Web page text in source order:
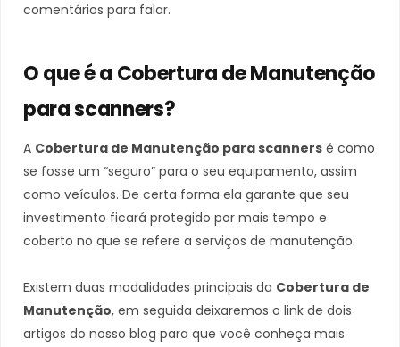
comentários para falar.
O que é a Cobertura de Manutenção
para scanners?
A Cobertura de Manutenção para scanners é como
se fosse um “seguro” para o seu equipamento, assim
como veículos. De certa forma ela garante que seu
investimento ficará protegido por mais tempo e
coberto no que se refere a serviços de manutenção.
Existem duas modalidades principais da Cobertura de
Manutenção, em seguida deixaremos o link de dois
artigos do nosso blog para que você conheça mais